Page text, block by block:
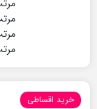
خرید اقساطی